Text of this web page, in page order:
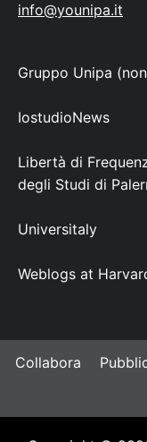
info@younipa.it
Gruppo Unipa
IostudioNews
Libertà di
degli Studi di
Universitaly
Weblogs at
Collabora